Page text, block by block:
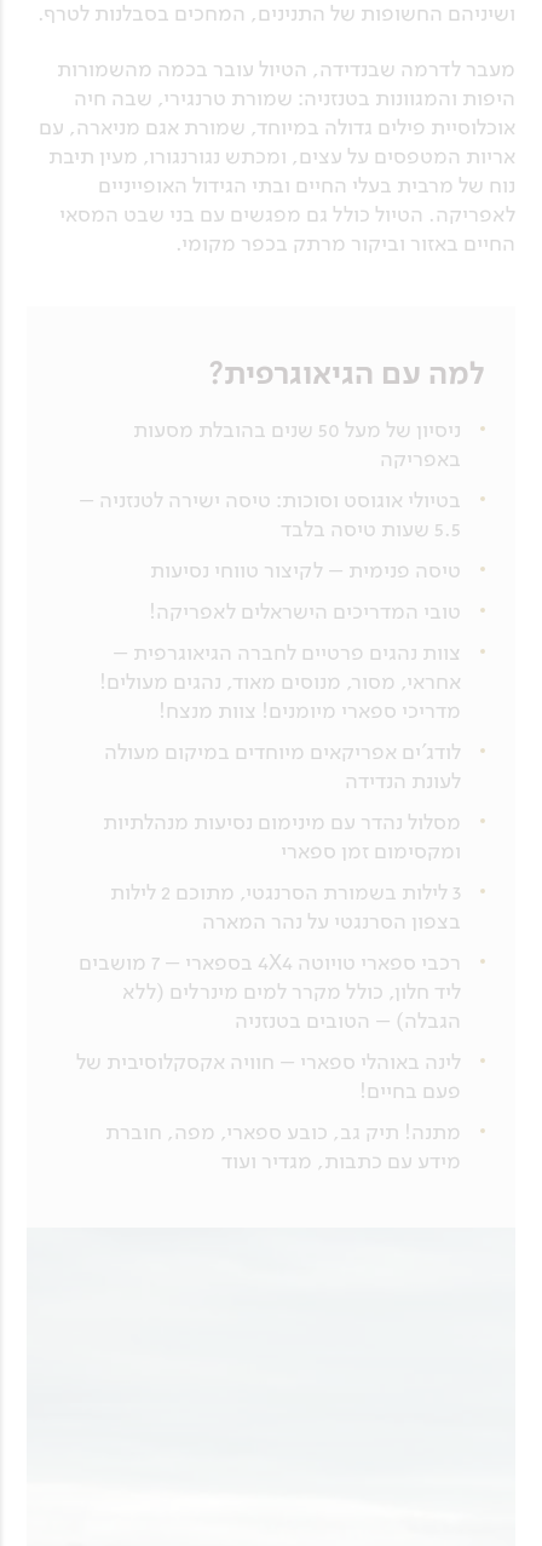
ושיניהם החשופות של התנינים, המחכים בסבלנות לטרף.
מעבר לדרמה שבנדידה, הטיול עובר בכמה מהשמורות
היפות והמגוונות בטנזניה: שמורת טרנגירי, שבה חיה
אוכלוסיית פילים גדולה במיוחד, שמורת אגם מניארה, עם
אריות המטפסים על עצים, ומכתש נגורנגורו, מעין תיבת
נוח של מרבית בעלי החיים ובתי הגידול האופייניים
לאפריקה. הטיול כולל גם מפגשים עם בני שבט המסאי
החיים באזור וביקור מרתק בכפר מקומי.
למה עם הגיאוגרפית?
ניסיון של מעל 50 שנים בהובלת מסעות
באפריקה
בטיולי אוגוסט וסוכות: טיסה ישירה לטנזניה –
5.5 שעות טיסה בלבד
טיסה פנימית – לקיצור טווחי נסיעות
טובי המדריכים הישראלים לאפריקה!
צוות נהגים פרטיים לחברה הגיאוגרפית –
אחראי, מסור, מנוסים מאוד, נהגים מעולים!
מדריכי ספארי מיומנים! צוות מנצח!
לודג'ים אפריקאים מיוחדים במיקום מעולה
לעונת הנדידה
מסלול נהדר עם מינימום נסיעות מנהלתיות
ומקסימום זמן ספארי
3 לילות בשמורת הסרנגטי, מתוכם 2 לילות
בצפון הסרנגטי על נהר המארה
רכבי ספארי טויוטה 4X4 בספארי – 7 מושבים
ליד חלון, כולל מקרר למים מינרלים (ללא
הגבלה) – הטובים בטנזניה
לינה באוהלי ספארי – חוויה אקסקלוסיבית של
פעם בחיים!
מתנה! תיק גב, כובע ספארי, מפה, חוברת
מידע עם כתבות, מגדיר ועוד